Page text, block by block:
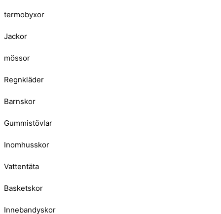
termobyxor
Jackor
mössor
Regnkläder
Barnskor
Gummistövlar
Inomhusskor
Vattentäta
Basketskor
Innebandyskor